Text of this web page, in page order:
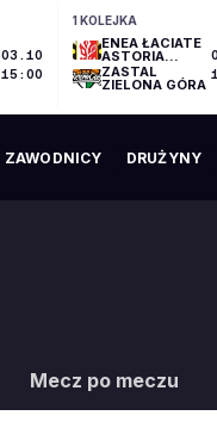
03.10
15:00
1 KOLEJKA
ENEA ŁACIATE
ASTORIA
BYDGOSZCZ
ZASTAL
ZIELONA GÓRA
ZAWODNICY DRUŻYNY
Mecz po meczu